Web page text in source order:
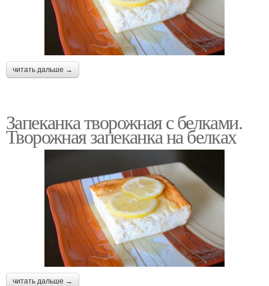
читать дальше →
Запеканка творожная с белками.
Творожная запеканка на белках
читать дальше →